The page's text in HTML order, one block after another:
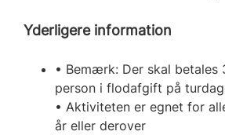
Yderligere information
• Bemærk: Der skal betales
person i flodafgift på
• Aktiviteten er egnet for
år eller derover